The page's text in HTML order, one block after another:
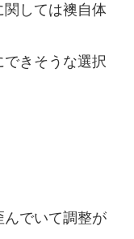
関しては襖自体
できそうな選択
でいて調整が